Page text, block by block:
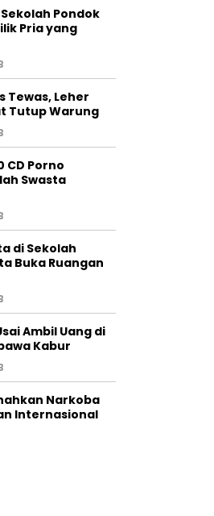
Pondok
Pria yang
Tewas, Leher
Tutup Warung
CD Porno
Swasta
di Sekolah
Buka Ruangan
Ambil Uang di
Kabur
Narkoba
Internasional